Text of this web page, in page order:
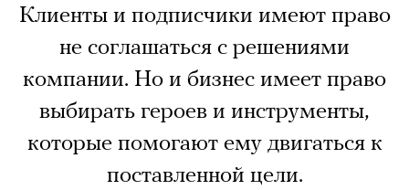
Клиенты и подписчики имеют право
не соглашаться с решениями
компании. Но и бизнес имеет право
выбирать героев и инструменты,
которые помогают ему двигаться к
поставленной цели.